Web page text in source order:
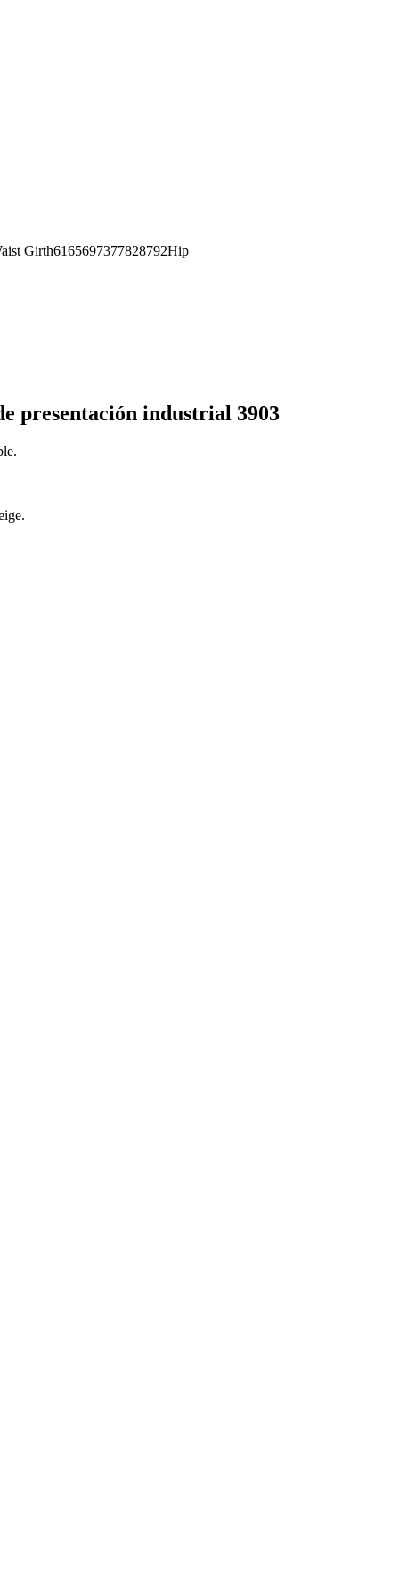
Girth6165697377828792Hip
presentación industrial 3903